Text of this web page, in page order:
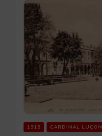
1918 CARDINAL LUÇON